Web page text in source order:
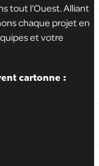
tout l’Ouest. Alliant
chaque projet en
et votre
cartonne :